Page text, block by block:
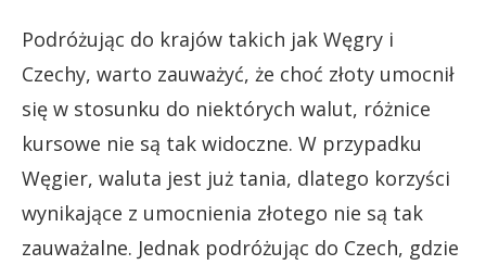
Podróżując do krajów takich jak Węgry i
Czechy, warto zauważyć, że choć złoty umocnił
się w stosunku do niektórych walut, różnice
kursowe nie są tak widoczne. W przypadku
Węgier, waluta jest już tania, dlatego korzyści
wynikające z umocnienia złotego nie są tak
zauważalne. Jednak podróżując do Czech, gdzie